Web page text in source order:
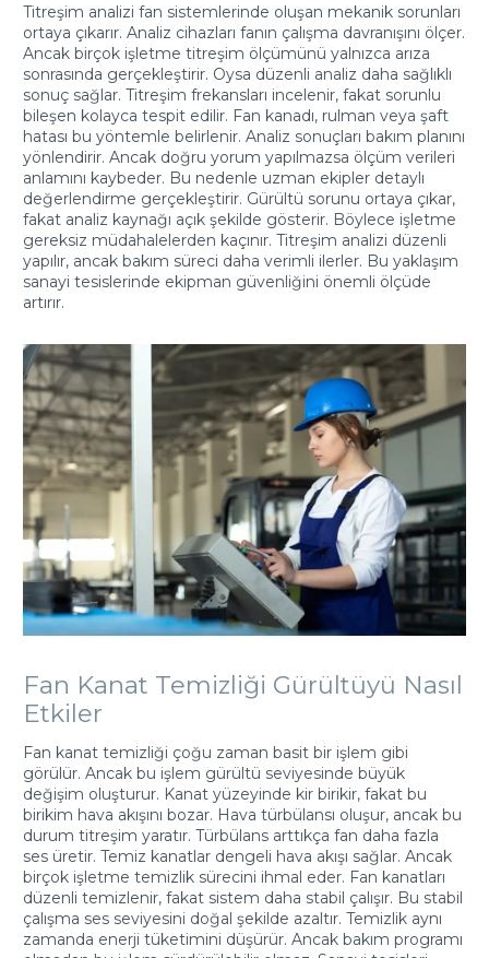
Titreşim analizi fan sistemlerinde oluşan mekanik sorunları
ortaya çıkarır. Analiz cihazları fanın çalışma davranışını ölçer.
Ancak birçok işletme titreşim ölçümünü yalnızca arıza
sonrasında gerçekleştirir. Oysa düzenli analiz daha sağlıklı
sonuç sağlar. Titreşim frekansları incelenir, fakat sorunlu
bileşen kolayca tespit edilir. Fan kanadı, rulman veya şaft
hatası bu yöntemle belirlenir. Analiz sonuçları bakım planını
yönlendirir. Ancak doğru yorum yapılmazsa ölçüm verileri
anlamını kaybeder. Bu nedenle uzman ekipler detaylı
değerlendirme gerçekleştirir. Gürültü sorunu ortaya çıkar,
fakat analiz kaynağı açık şekilde gösterir. Böylece işletme
gereksiz müdahalelerden kaçınır. Titreşim analizi düzenli
yapılır, ancak bakım süreci daha verimli ilerler. Bu yaklaşım
sanayi tesislerinde ekipman güvenliğini önemli ölçüde
artırır.
Fan Kanat Temizliği Gürültüyü Nasıl
Etkiler
Fan kanat temizliği çoğu zaman basit bir işlem gibi
görülür. Ancak bu işlem gürültü seviyesinde büyük
değişim oluşturur. Kanat yüzeyinde kir birikir, fakat bu
birikim hava akışını bozar. Hava türbülansı oluşur, ancak bu
durum titreşim yaratır. Türbülans arttıkça fan daha fazla
ses üretir. Temiz kanatlar dengeli hava akışı sağlar. Ancak
birçok işletme temizlik sürecini ihmal eder. Fan kanatları
düzenli temizlenir, fakat sistem daha stabil çalışır. Bu stabil
çalışma ses seviyesini doğal şekilde azaltır. Temizlik aynı
zamanda enerji tüketimini düşürür. Ancak bakım programı